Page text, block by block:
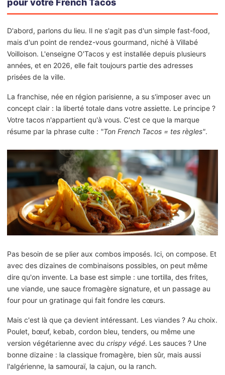
pour votre French Tacos
D'abord, parlons du lieu. Il ne s'agit pas d'un simple fast-food,
mais d'un point de rendez-vous gourmand, niché à Villabé
Voilloison. L'enseigne O'Tacos y est installée depuis plusieurs
années, et en 2026, elle fait toujours partie des adresses
prisées de la ville.
La franchise, née en région parisienne, a su s'imposer avec un
concept clair : la liberté totale dans votre assiette. Le principe ?
Votre tacos n'appartient qu'à vous. C'est ce que la marque
résume par la phrase culte : "Ton French Tacos = tes règles".
Pas besoin de se plier aux combos imposés. Ici, on compose. Et
avec des dizaines de combinaisons possibles, on peut même
dire qu'on invente. La base est simple : une tortilla, des frites,
une viande, une sauce fromagère signature, et un passage au
four pour un gratinage qui fait fondre les cœurs.
Mais c'est là que ça devient intéressant. Les viandes ? Au choix.
Poulet, bœuf, kebab, cordon bleu, tenders, ou même une
version végétarienne avec du crispy végé. Les sauces ? Une
bonne dizaine : la classique fromagère, bien sûr, mais aussi
l'algérienne, la samouraï, la cajun, ou la ranch.